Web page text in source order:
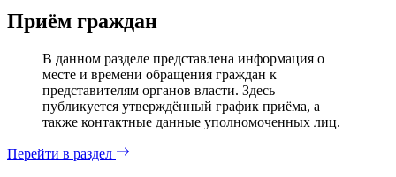
Приём граждан
В данном разделе представлена информация о
месте и времени обращения граждан к
представителям органов власти. Здесь
публикуется утверждённый график приёма, а
также контактные данные уполномоченных лиц.
Перейти в раздел